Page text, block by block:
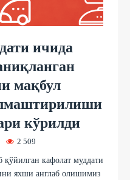
ичида
мақбул
кўрилди
2 509
кафолат муддати
яхши англаб олишимиз